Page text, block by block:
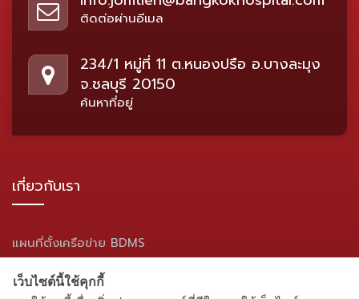
ติดต่อผ่านอีเมล
234/1 หมู่ที่ 11 ต.หนองปรือ อ.บางละมุง
จ.ชลบุรี 20150
ค้นหาที่อยู่
เกี่ยวกับเรา
แผนที่ตั้งเครือข่าย BDMS
แผนผังเว็บไซต์
เว็บไซต์นี้ใช้คุกกี้